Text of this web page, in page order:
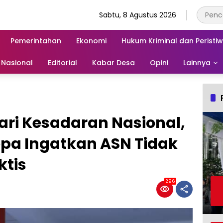
Sabtu, 8 Agustus 2026
Pemerintahan Ekonomi Hukum Kriminal dan
Nasional Editorial Kabar Desa Opini Lainnya
Kesadaran Nasional,
Ingatkan ASN Tidak
296